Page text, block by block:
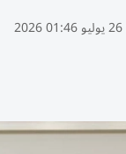
26 يوليو 01:46 2026